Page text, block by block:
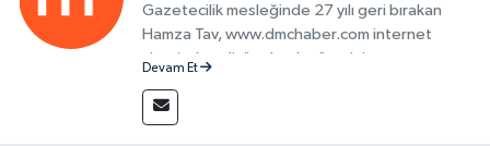
Gazetecilik mesleğinde 27 yılı geri bırakan
Hamza Tav, www.dmchaber.com internet
sitesinde editör olarak görevini
Devam Et